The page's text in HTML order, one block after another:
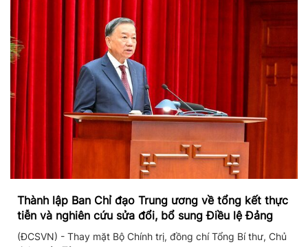
Thành lập Ban Chỉ đạo Trung ương về tổng kết thực
tiễn và nghiên cứu sửa đổi, bổ sung Điều lệ Đảng
(ĐCSVN) - Thay mặt Bộ Chính trị, đồng chí Tổng Bí thư, Chủ